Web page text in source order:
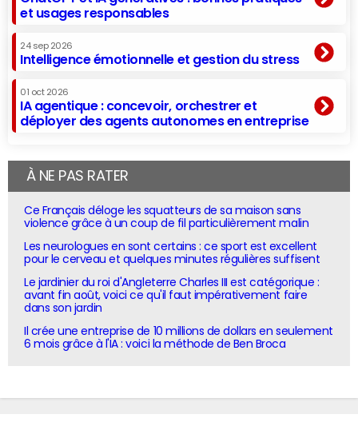
et usages responsables
24 sep 2026
Intelligence émotionnelle et gestion du stress
01 oct 2026
IA agentique : concevoir, orchestrer et
déployer des agents autonomes en entreprise
À NE PAS RATER
Ce Français déloge les squatteurs de sa maison sans
violence grâce à un coup de fil particulièrement malin
Les neurologues en sont certains : ce sport est excellent
pour le cerveau et quelques minutes régulières suffisent
Le jardinier du roi d'Angleterre Charles III est catégorique :
avant fin août, voici ce qu'il faut impérativement faire
dans son jardin
Il crée une entreprise de 10 millions de dollars en seulement
6 mois grâce à l'IA : voici la méthode de Ben Broca